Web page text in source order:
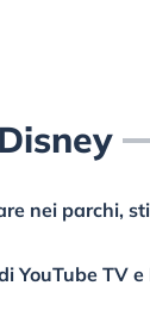
nei parchi,
YouTube TV